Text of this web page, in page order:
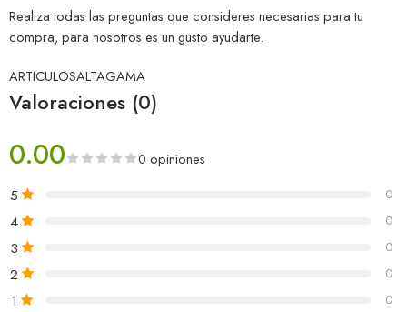
Realiza todas las preguntas que consideres necesarias para tu
compra, para nosotros es un gusto ayudarte.
ARTICULOSALTAGAMA
Valoraciones (0)
0.00 0 opiniones
5 0
4 0
3 0
2 0
1 0